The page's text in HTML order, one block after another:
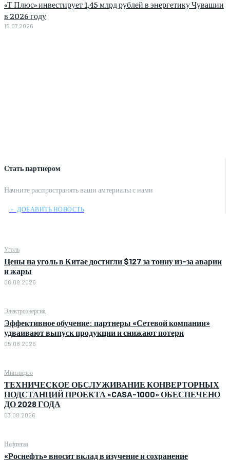
Стать партнером
Начните распространять ваши амтериалы с нами
﹢ ДОБАВИТЬ НОВОСТЬ
Уголь
Цены на уголь в Китае достигли $127 за тонну из-за аварии
и жары
06.08.2026
Электроэнергия
Эффективное обучение: партнеры «Сетевой компании»
удваивают выпуск продукции и снижают потери
05.08.2026
Минэнерго
ТЕХНИЧЕСКОЕ ОБСЛУЖИВАНИЕ КОНВЕРТОРНЫХ
ПОДСТАНЦИЙ ПРОЕКТА «CASA-1000» ОБЕСПЕЧЕНО
ДО 2028 ГОДА
03.08.2026
Нефтегаз
«Роснефть» вносит вклад в изучение и сохранение
«Т Плюс» инвестирует 1,45 млрд рублей в энергетику Чувашии
в 2026 году
15.07.2026